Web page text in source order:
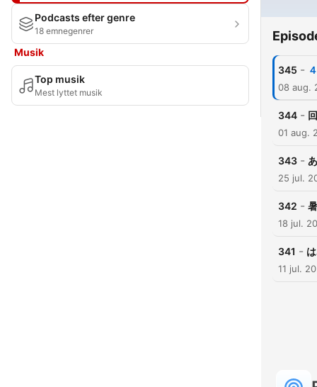
Podcasts efter genre
18 emnegenrer
Musik
Top musik
Mest lyttet musik
345 -
08 aug.
344 -
01 aug.
343 -
25 jul.
342 -
18 jul.
341 -
11 jul.